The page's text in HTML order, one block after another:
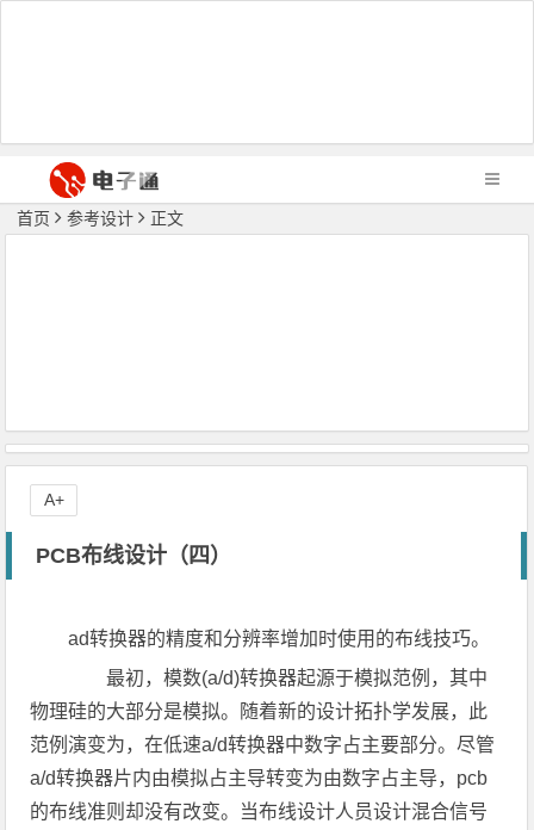
首页 参考设计 正文
PCB布线设计（四）
ad转换器的精度和分辨率增加时使用的布线技巧。
最初，模数(a/d)转换器起源于模拟范例，其中
物理硅的大部分是模拟。随着新的设计拓扑学发展，此
范例演变为，在低速a/d转换器中数字占主要部分。尽管
a/d转换器片内由模拟占主导转变为由数字占主导，pcb
的布线准则却没有改变。当布线设计人员设计混合信号
A+